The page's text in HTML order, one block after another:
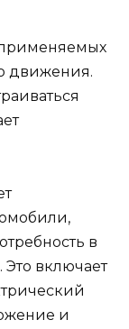
движения.
в
Это включает
и